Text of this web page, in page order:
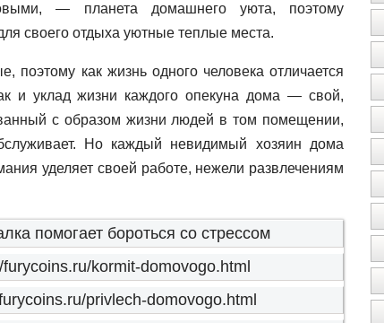
— планета домашнего уюта, поэтому
своего отдыха уютные теплые места.
поэтому как жизнь одного человека отличается
и уклад жизни каждого опекуна дома — свой,
с образом жизни людей в том помещении,
Но каждый невидимый хозяин дома
уделяет своей работе, нежели развлечениям
помогает бороться со стрессом
furycoins.ru/kormit-domovogo.html
privlech-domovogo.html